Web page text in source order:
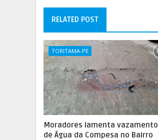
RELATED POST
TORITAMA-PE
Moradores lamenta vazamento
de Água da Compesa no Bairro